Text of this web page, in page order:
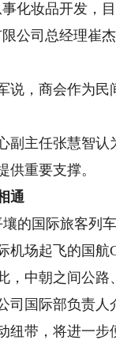
妆品开发，目
公司总经理崔
，商会作为民
主任张慧智认
供重要支撑。
通
国际旅客列车
机场起飞的国
，中朝之间公路
国际部负责人
纽带，将进一步